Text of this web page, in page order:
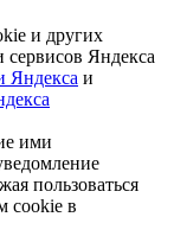
и других
Яндекса
Яндекса и
ими
пользоваться
cookie в